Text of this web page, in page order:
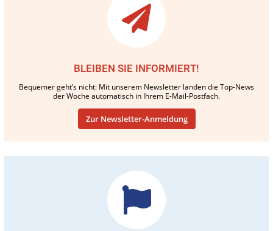
BLEIBEN SIE INFORMIERT!
Bequemer geht’s nicht: Mit unserem Newsletter landen die Top-News
der Woche automatisch in Ihrem E-Mail-Postfach.
Zur Newsletter-Anmeldung